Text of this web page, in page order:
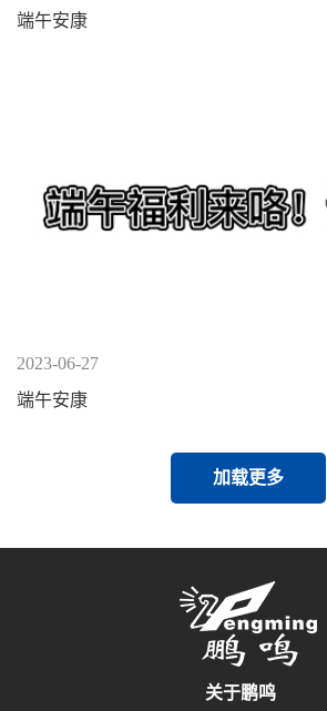
端午安康
2023-06-27
端午安康
加载更多
关于鹏鸣